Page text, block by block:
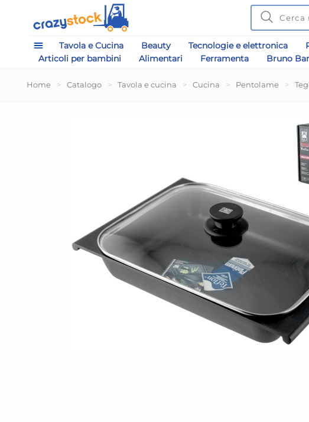
Tavola e Cucina Beauty Tecnologie e elettronica
Articoli per bambini
Alimentari Ferramenta Bruno
Home > Catalogo > Tavola e cucina > Cucina > Pentolame >